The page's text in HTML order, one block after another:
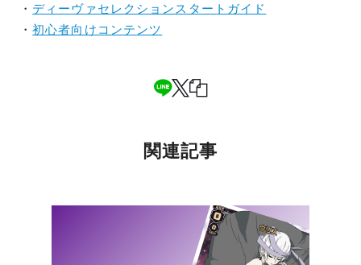
・ ディーヴァセレクションスタートガイド
・初心者向けコンテンツ
関連記事